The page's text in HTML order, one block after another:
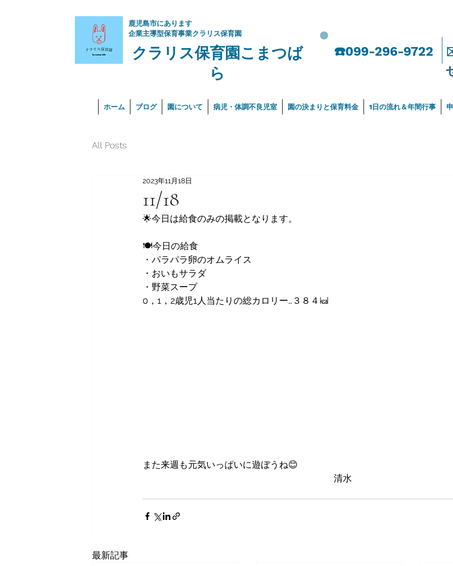
​鹿児島市にあります
企業主導型保育事業クラリス保育園
クラリス保育園こまつば
ら
​☎️099-296-9722
ホーム ブログ 園について 病児・体調不良児室 園の決まりと保育料金 1日の流れ＆年間行事
All Posts
11/18
2023年11月18日
🌟今日は給食のみの掲載となります。
🍽今日の給食
・パラパラ卵のオムライス
・おいもサラダ
・野菜スープ
0，1，2歳児1人当たりの総カロリー…３８４㎉
また来週も元気いっぱいに遊ぼうね😊
清水
最新記事